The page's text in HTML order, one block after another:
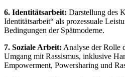
6. Identitätsarbeit: Darstellung des
Identitätsarbeit“ als prozessuale
Bedingungen der Spätmoderne.
7. Soziale Arbeit: Analyse der Rolle
Umgang mit Rassismus, inklusive
Empowerment, Powersharing und